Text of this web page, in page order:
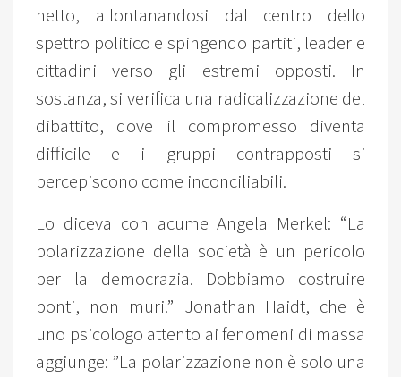
netto, allontanandosi dal centro dello
spettro politico e spingendo partiti, leader e
cittadini verso gli estremi opposti. In
sostanza, si verifica una radicalizzazione del
dibattito, dove il compromesso diventa
difficile e i gruppi contrapposti si
percepiscono come inconciliabili.
Lo diceva con acume Angela Merkel: “La
polarizzazione della società è un pericolo
per la democrazia. Dobbiamo costruire
ponti, non muri.” Jonathan Haidt, che è
uno psicologo attento ai fenomeni di massa
aggiunge: ”La polarizzazione non è solo una